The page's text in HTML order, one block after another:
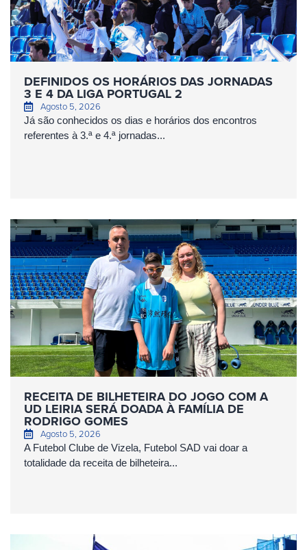
DEFINIDOS OS HORÁRIOS DAS JORNADAS
3 E 4 DA LIGA PORTUGAL 2
Agosto 5, 2026
Já são conhecidos os dias e horários dos encontros
referentes à 3.ª e 4.ª jornadas...
RECEITA DE BILHETEIRA DO JOGO COM A
UD LEIRIA SERÁ DOADA À FAMÍLIA DE
RODRIGO GOMES
Agosto 5, 2026
A Futebol Clube de Vizela, Futebol SAD vai doar a
totalidade da receita de bilheteira...